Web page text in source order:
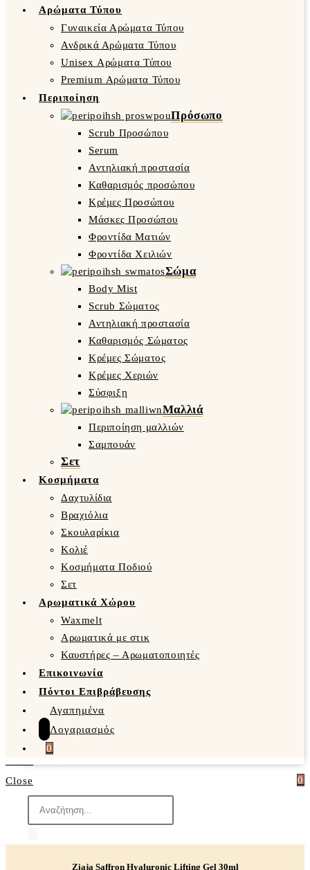
Αρώματα Τύπου
Γυναικεία Αρώματα Τύπου
Ανδρικά Αρώματα Τύπου
Unisex Αρώματα Τύπου
Premium Αρώματα Τύπου
Περιποίηση
Πρόσωπο
Scrub Προσώπου
Serum
Αντηλιακή προστασία
Καθαρισμός προσώπου
Κρέμες Προσώπου
Μάσκες Προσώπου
Φροντίδα Ματιών
Φροντίδα Χειλιών
Σώμα
Body Mist
Scrub Σώματος
Αντηλιακή προστασία
Καθαρισμός Σώματος
Κρέμες Σώματος
Κρέμες Χεριών
Σύσφιξη
Μαλλιά
Περιποίηση μαλλιών
Σαμπουάν
Σετ
Κοσμήματα
Δαχτυλίδια
Βραχιόλια
Σκουλαρίκια
Κολιέ
Κοσμήματα Ποδιού
Σετ
Αρωματικά Χώρου
Waxmelt
Αρωματικά με στικ
Καυστήρες – Αρωματοποιητές
Επικοινωνία
Πόντοι Επιβράβευσης
Αγαπημένα
Λογαριασμός
0
0
Close
search
Ziaja Saffron Hyaluronic Lifting Gel 30ml